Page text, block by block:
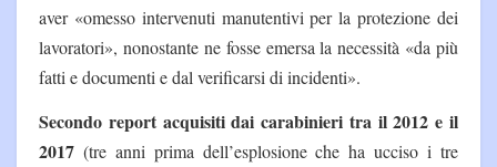
aver «omesso intervenuti manutentivi per la protezione dei
lavoratori», nonostante ne fosse emersa la necessità «da più
fatti e documenti e dal verificarsi di incidenti».
Secondo report acquisiti dai carabinieri tra il 2012 e il
2017 (tre anni prima dell’esplosione che ha ucciso i tre